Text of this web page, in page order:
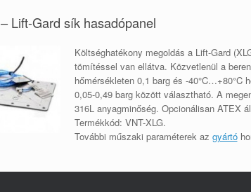
Lift-Gard sík hasadópanel
Költséghatékony megoldás a Lift-Gard
tömítéssel van ellátva. Közvetlenül a
hőmérsékleten 0,1 barg és -40°C…+80°C
0,05-0,49 barg között választható. A
316L anyagminőség. Opcionálisan ATEX
Termékkód: VNT-XLG.
További műszaki paraméterek az gyártó